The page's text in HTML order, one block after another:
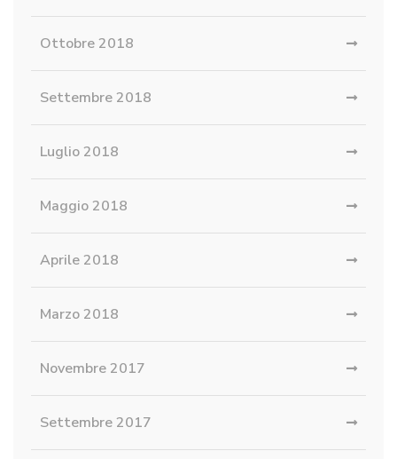
Ottobre 2018
Settembre 2018
Luglio 2018
Maggio 2018
Aprile 2018
Marzo 2018
Novembre 2017
Settembre 2017